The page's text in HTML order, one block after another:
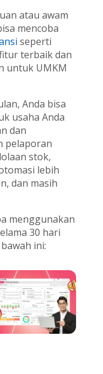
atau awam
mencoba
seperti
terbaik dan
untuk UMKM
Anda bisa
usaha Anda
dan
pelaporan
stok,
lebih
dan masih
menggunakan
30 hari
ini: